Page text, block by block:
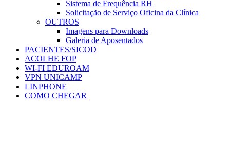
Sistema de Frequência RH
Solicitação de Serviço Oficina da Clínica
OUTROS
Imagens para Downloads
Galeria de Aposentados
PACIENTES/SICOD
ACOLHE FOP
WI-FI EDUROAM
VPN UNICAMP
LINPHONE
COMO CHEGAR